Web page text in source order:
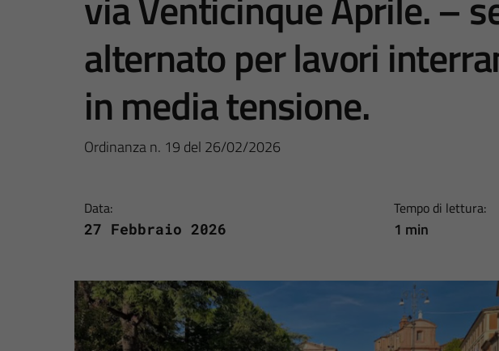
alternato per lavori
in media tensione.
Ordinanza n. 19 del 26/02/2026
Data:
27 Febbraio 2026
Tempo di lettura:
1 min